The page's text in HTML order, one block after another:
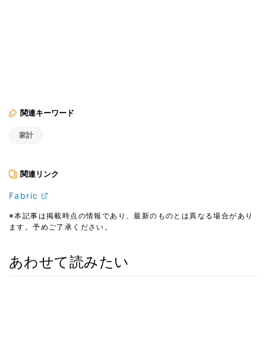
関連キーワード
家計
関連リンク
Fabric
※本記事は掲載時点の情報であり、最新のものとは異なる場合があり
ます。予めご了承ください。
あわせて読みたい